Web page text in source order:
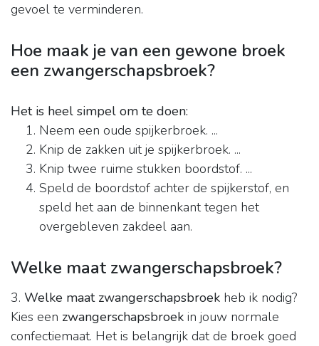
gevoel te verminderen.
Hoe maak je van een gewone broek
een zwangerschapsbroek?
Het is heel simpel om te doen:
Neem een oude spijkerbroek. ...
Knip de zakken uit je spijkerbroek. ...
Knip twee ruime stukken boordstof. ...
Speld de boordstof achter de spijkerstof, en
speld het aan de binnenkant tegen het
overgebleven zakdeel aan.
Welke maat zwangerschapsbroek?
3. Welke maat zwangerschapsbroek heb ik nodig?
Kies een zwangerschapsbroek in jouw normale
confectiemaat. Het is belangrijk dat de broek goed